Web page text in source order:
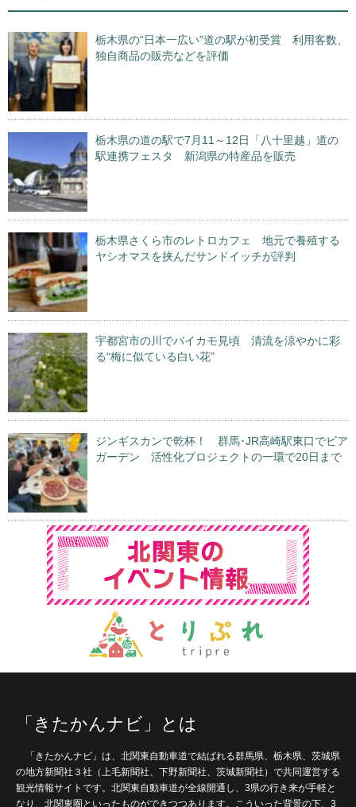
栃木県の“日本一広い”道の駅が初受賞 利用客数、
独自商品の販売などを評価
栃木県の道の駅で7月11～12日「八十里越」道の
駅連携フェスタ 新潟県の特産品を販売
栃木県さくら市のレトロカフェ 地元で養殖する
ヤシオマスを挟んだサンドイッチが評判
宇都宮市の川でバイカモ見頃 清流を涼やかに彩
る“梅に似ている白い花”
ジンギスカンで乾杯！ 群馬･JR高崎駅東口でビア
ガーデン 活性化プロジェクトの一環で20日まで
「きたかんナビ」とは
「きたかんナビ」は、北関東自動車道で結ばれる群馬県、栃木県、茨城県
の地方新聞社３社（上毛新聞社、下野新聞社、茨城新聞社）で共同運営する
観光情報サイトです。北関東自動車道が全線開通し、3県の行き来が手軽と
なり、北関東圏といったものができつつあります。こういった背景の下、3